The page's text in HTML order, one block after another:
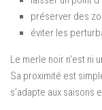
préserver des
éviter les
Le merle noir n’est ni
Sa proximité est
s’adapte aux saisons